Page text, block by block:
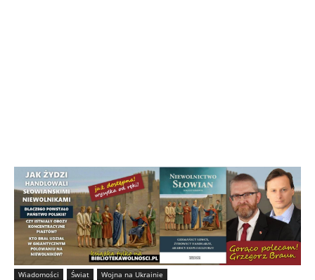
Wiadomości Świat Wojna na Ukrainie